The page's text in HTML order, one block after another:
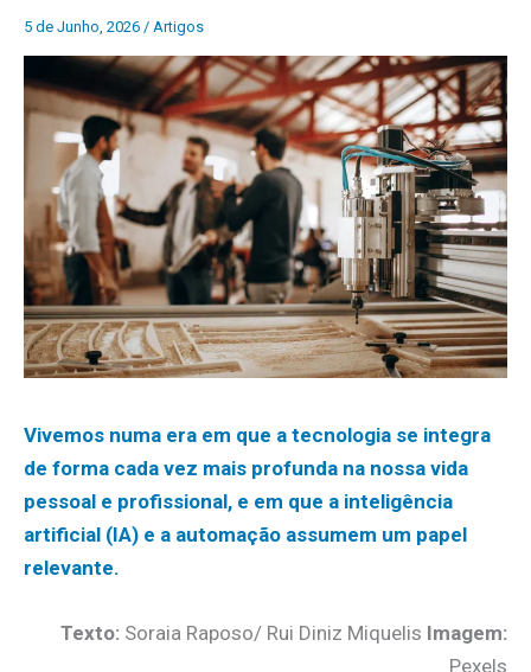
5 de Junho, 2026 / Artigos
Vivemos numa era em que a tecnologia se integra
de forma cada vez mais profunda na nossa vida
pessoal e profissional, e em que a inteligência
artificial (IA) e a automação assumem um papel
relevante.
Texto: Soraia Raposo/ Rui Diniz Miquelis Imagem:
Pexels